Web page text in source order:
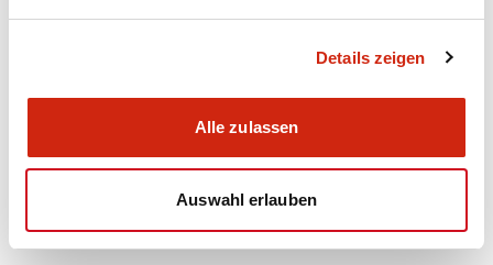
Details zeigen
Alle zulassen
Auswahl erlauben
Dokumente und Dateien